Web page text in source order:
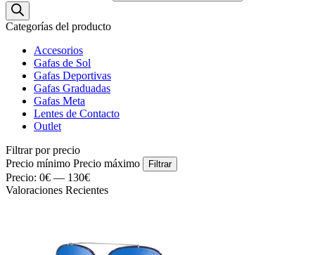
Categorías del producto
Accesorios
Gafas de Sol
Gafas Deportivas
Gafas Graduadas
Gafas Meta
Lentes de Contacto
Outlet
Filtrar por precio
Precio mínimo Precio máximo Filtrar
Precio: 0€ — 130€
Valoraciones Recientes